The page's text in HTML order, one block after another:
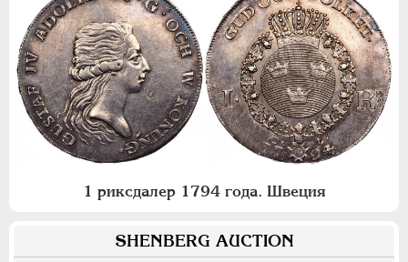
1 риксдалер 1794 года. Швеция
SHENBERG AUCTION